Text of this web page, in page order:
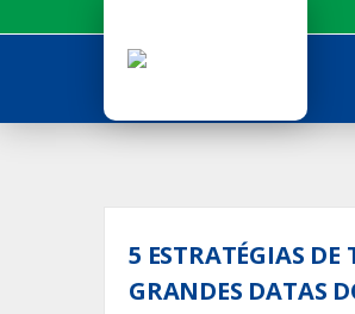
para
5 ESTRATÉGIAS
GRANDES DATAS